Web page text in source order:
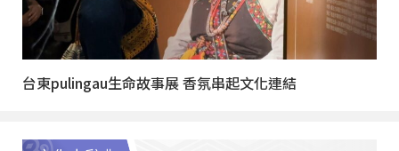
台東pulingau生命故事展 香氛串起文化連結